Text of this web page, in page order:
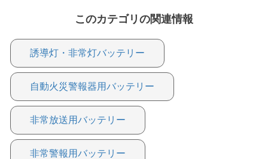
このカテゴリの関連情報
誘導灯・非常灯バッテリー
自動火災警報器用バッテリー
非常放送用バッテリー
非常警報用バッテリー